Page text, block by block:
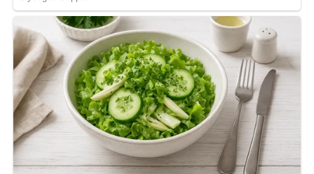
aufkochen, etwas abkühlen lassen und die drei
Tortenböden damit befeuchten. Die restliche Schokolade
im Wasserbad zerlaufen lassen, mit der Butter, den zwei
Eigelben und dem Puderzucker gut verrühren, die
Teigböden mit dieser Krem glatt bestreichen, zu einer
Torte zusammensetzen, mit ganzen Nüssen und
Schokoladenplätzchen garnieren, kaltstellen und gut
gekühlt servieren.
[Nach: Die besten Rezepte aus der Fernsehküche, © VEB Fachbuchverlag Leipzig,